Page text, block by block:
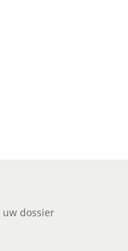
dossier